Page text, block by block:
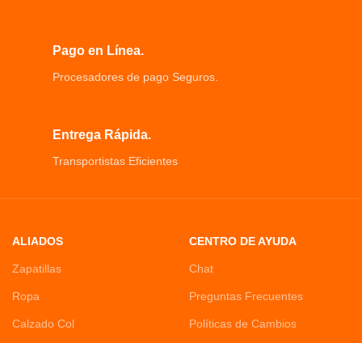
Pago en Línea.
Procesadores de pago Seguros.
Entrega Rápida.
Transportistas Eficientes
ALIADOS
Zapatillas
Ropa
Calzado Col
CENTRO DE AYUDA
Chat
Preguntas Frecuentes
Políticas de Cambios